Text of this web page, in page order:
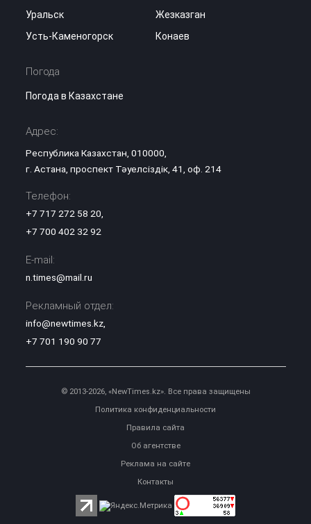
Уральск
Жезказган
Усть-Каменогорск
Конаев
Погода
Погода в Казахстане
Адрес:
Республика Казахстан, 010000,
г. Астана, проспект Тәуелсіздік, 41, оф. 214
Телефон:
+7 717 272 58 20
+7 700 402 32 92
E-mail:
n.times@mail.ru
Рекламный отдел:
info@newtimes.kz,
+7 701 190 90 77
© 2013-2026, «NewTimes.kz». Все права защищены
Политика конфиденциальности
Правила сайта
Об агентстве
Реклама на сайте
Контакты